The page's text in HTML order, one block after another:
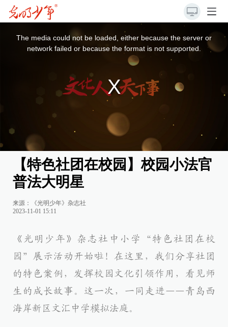
The media could not be loaded, either because the server or
network failed or because the format is not supported.
【特色社团在校园】校园小法官
普法大明星
来源：《光明少年》杂志社
2023-11-01 15:11
《光明少年》杂志社中小学“特色社团在校
园”展示活动开始啦！在这里，我们分享社团
的特色案例，发挥校园文化引领作用，看见师
生的成长故事。这一次，一同走进——青岛西
海岸新区文汇中学模拟法庭 。